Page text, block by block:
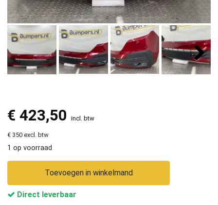
€ 423,50 incl. btw
€ 350 excl. btw
1 op voorraad
Toevoegen in winkelmand
Direct leverbaar